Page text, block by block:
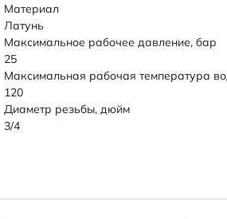
Материал
Латунь
Максимальное рабочее давление, бар
25
Максимальная рабочая температура
120
Диаметр резьбы, дюйм
3/4